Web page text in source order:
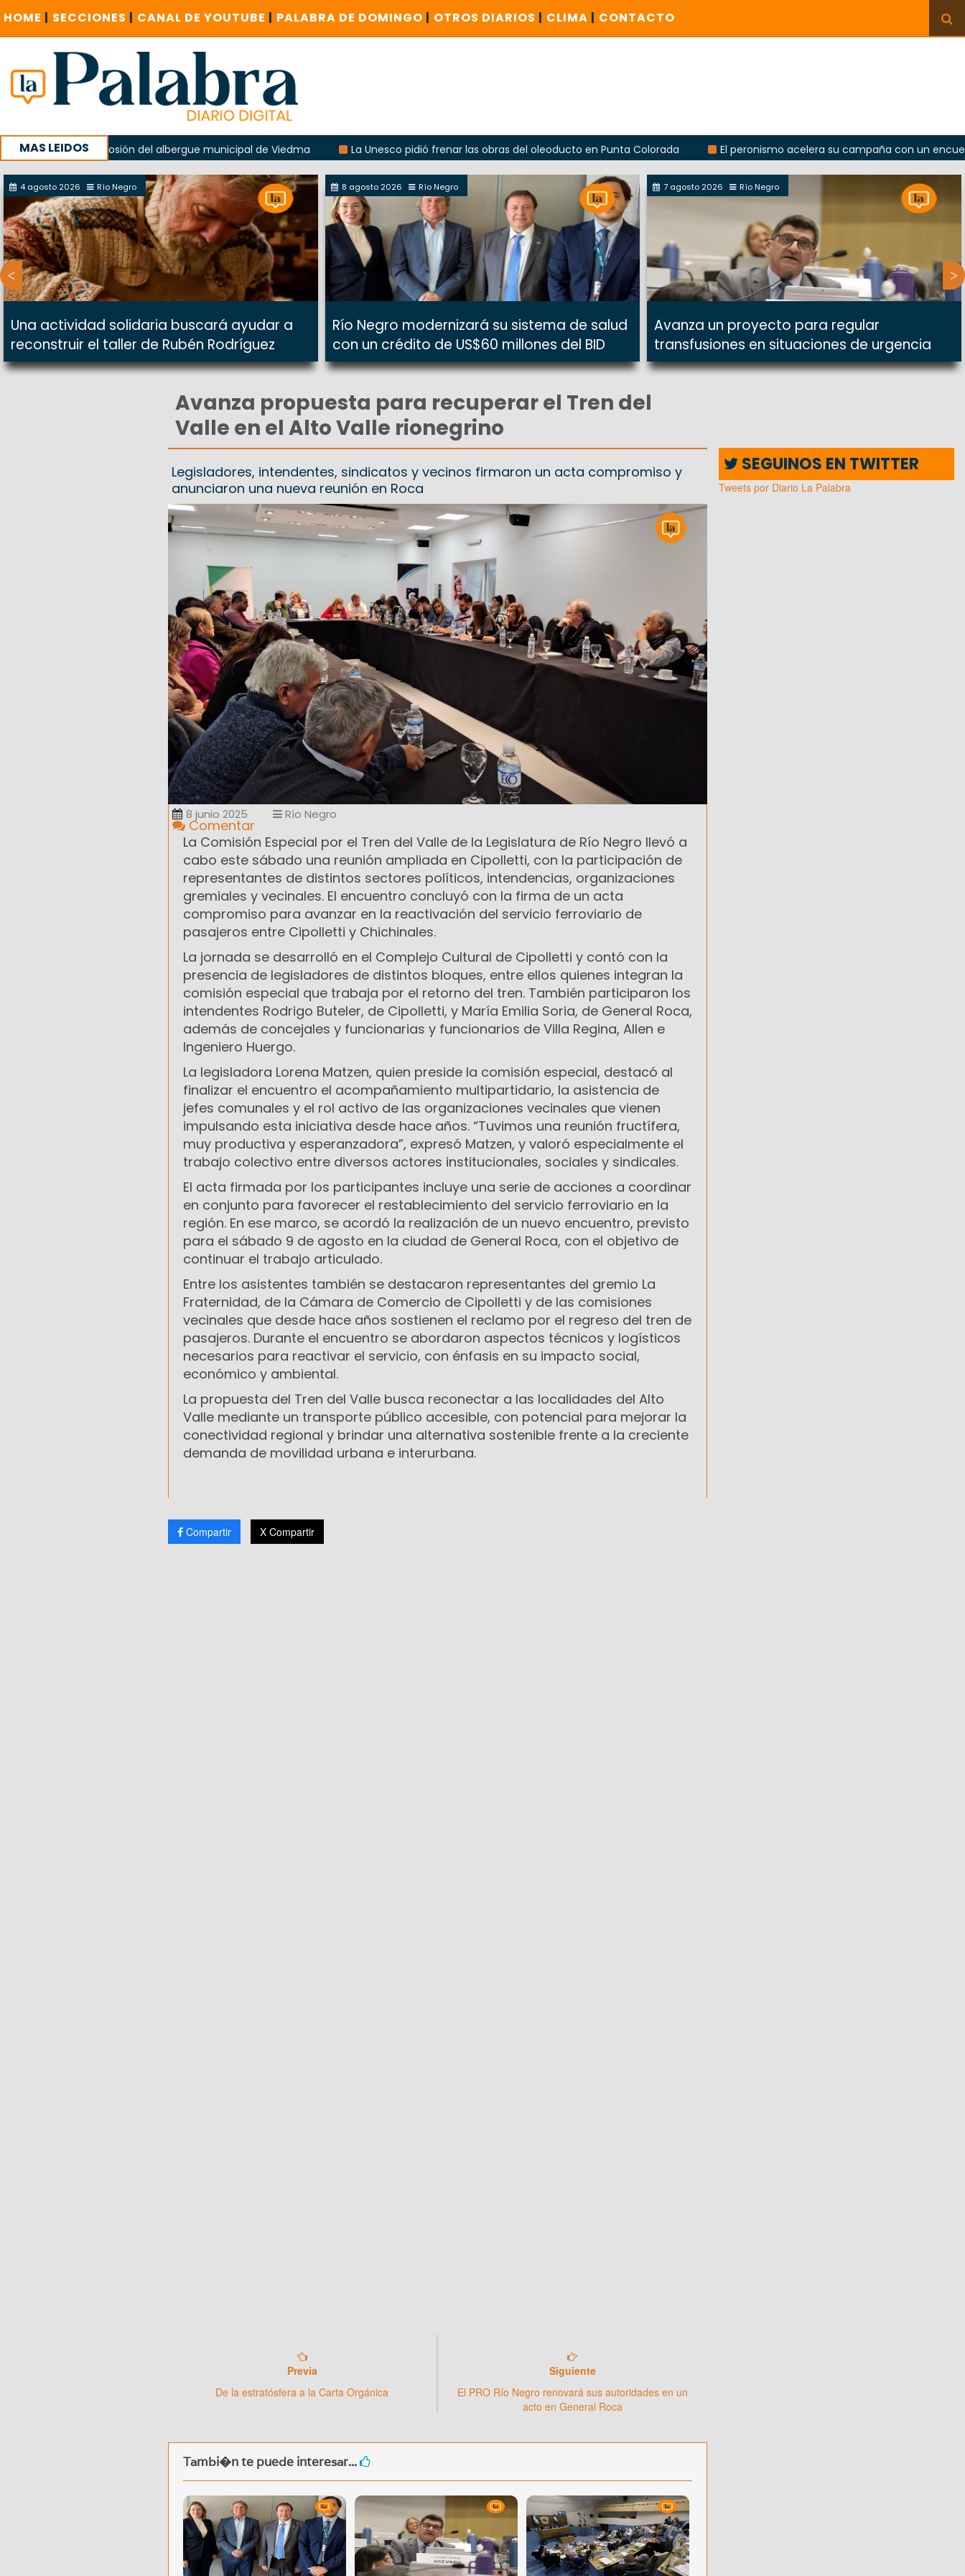
HOME | SECCIONES | CANAL DE YOUTUBE | PALABRA DE DOMINGO | OTROS DIARIOS | CLIMA | CONTACTO
MAS LEIDOS
en la explosión del albergue municipal de Viedma La Unesco pidió frenar las obras del oleoducto en Punta Colorada
El peronismo acelera su campaña con un encuentro
Cuentas investigue contratación de baños de la Feria
4 agosto 2026 Río Negro
Una actividad solidaria buscará ayudar a
reconstruir el taller de Rubén Rodríguez
8 agosto 2026 Río Negro
Río Negro modernizará su sistema de salud
con un crédito de US$60 millones del BID
7 agosto 2026 Río Negro
Avanza un proyecto para regular
transfusiones en situaciones de urgencia
Avanza propuesta para recuperar el Tren del
Valle en el Alto Valle rionegrino
Legisladores, intendentes, sindicatos y vecinos firmaron un acta compromiso y
anunciaron una nueva reunión en Roca
8 junio 2025 Río Negro
Comentar
La Comisión Especial por el Tren del Valle de la Legislatura de Río Negro llevó a
cabo este sábado una reunión ampliada en Cipolletti, con la participación de
representantes de distintos sectores políticos, intendencias, organizaciones
gremiales y vecinales. El encuentro concluyó con la firma de un acta
compromiso para avanzar en la reactivación del servicio ferroviario de
pasajeros entre Cipolletti y Chichinales.
La jornada se desarrolló en el Complejo Cultural de Cipolletti y contó con la
presencia de legisladores de distintos bloques, entre ellos quienes integran la
comisión especial que trabaja por el retorno del tren. También participaron los
intendentes Rodrigo Buteler, de Cipolletti, y María Emilia Soria, de General Roca,
además de concejales y funcionarias y funcionarios de Villa Regina, Allen e
Ingeniero Huergo.
La legisladora Lorena Matzen, quien preside la comisión especial, destacó al
finalizar el encuentro el acompañamiento multipartidario, la asistencia de
jefes comunales y el rol activo de las organizaciones vecinales que vienen
impulsando esta iniciativa desde hace años. “Tuvimos una reunión fructífera,
muy productiva y esperanzadora”, expresó Matzen, y valoró especialmente el
trabajo colectivo entre diversos actores institucionales, sociales y sindicales.
El acta firmada por los participantes incluye una serie de acciones a coordinar
en conjunto para favorecer el restablecimiento del servicio ferroviario en la
región. En ese marco, se acordó la realización de un nuevo encuentro, previsto
para el sábado 9 de agosto en la ciudad de General Roca, con el objetivo de
continuar el trabajo articulado.
Entre los asistentes también se destacaron representantes del gremio La
Fraternidad, de la Cámara de Comercio de Cipolletti y de las comisiones
vecinales que desde hace años sostienen el reclamo por el regreso del tren de
pasajeros. Durante el encuentro se abordaron aspectos técnicos y logísticos
necesarios para reactivar el servicio, con énfasis en su impacto social,
económico y ambiental.
La propuesta del Tren del Valle busca reconectar a las localidades del Alto
Valle mediante un transporte público accesible, con potencial para mejorar la
conectividad regional y brindar una alternativa sostenible frente a la creciente
demanda de movilidad urbana e interurbana.
Compartir X Compartir
Previa
De la estratósfera a la Carta Orgánica
Siguiente
El PRO Río Negro renovará sus autoridades en un
acto en General Roca
Tambi�n te puede interesar...
SEGUINOS EN TWITTER
Tweets por Diario La Palabra